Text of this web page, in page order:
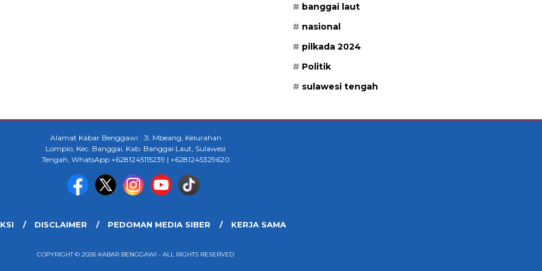
banggai laut
nasional
pilkada 2024
Politik
sulawesi tengah
Alamat Kabar Benggawi : Jl. Mbeang, Kelurahan
Lompio, Kec. Banggai, Kab. Banggai Laut, Sulawesi
Tengah, WhatsApp +6281245115239 | +6281245329620
DISCLAIMER PEDOMAN MEDIA SIBER KERJA SAMA
COPYRIGHT © 2026 KABAR BENGGAWI - ALL RIGHTS RESERVED